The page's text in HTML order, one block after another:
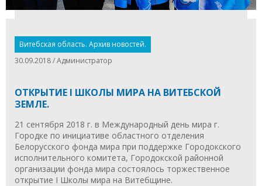
Витебская область. Архив новостей.
30.09.2018 / Администратор
ОТКРЫТИЕ I ШКОЛЫ МИРА НА ВИТЕБСКОЙ
ЗЕМЛЕ.
21 сентября 2018 г. в Международный день мира г.
Городке по инициативе областного отделения
Белорусского фонда мира при поддержке Городокского
исполнительного комитета, Городокской районной
организации фонда мира состоялось торжественное
открытие I Школы мира на Витебщине.